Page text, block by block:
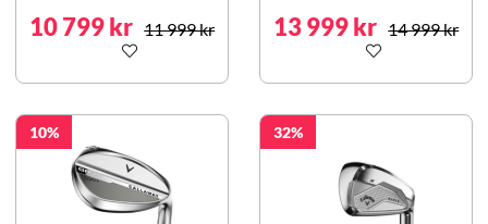
10 799 kr 11 999 kr 13 999 kr 14 999 kr
10 32